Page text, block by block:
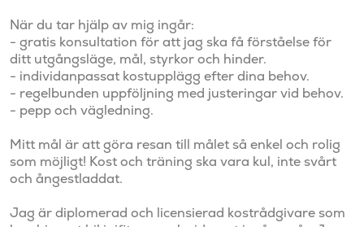
När du tar hjälp av mig ingår:
- gratis konsultation för att jag ska få förståelse för
ditt utgångsläge, mål, styrkor och hinder.
- individanpassat kostupplägg efter dina behov.
- regelbunden uppföljning med justeringar vid behov.
- pepp och vägledning.
Mitt mål är att göra resan till målet så enkel och rolig
som möjligt! Kost och träning ska vara kul, inte svårt
och ångestladdat.
Jag är diplomerad och licensierad kostrådgivare som